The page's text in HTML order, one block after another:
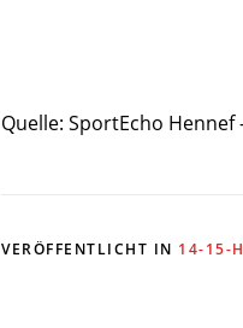
Quelle: SportEcho
VERÖFFENTLICHT IN 14-15-